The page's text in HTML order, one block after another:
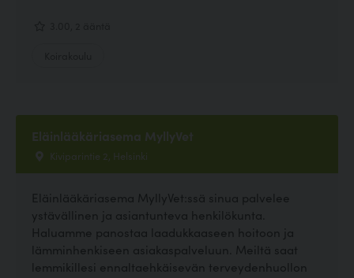
Eläinlääkäriasema MyllyVet
Kiviparintie 2, Helsinki
Eläinlääkäriasema MyllyVet:ssä sinua palvelee
ystävällinen ja asiantunteva henkilökunta.
Haluamme panostaa laadukkaaseen hoitoon ja
lämminhenkiseen asiakaspalveluun. Meiltä saat
lemmikillesi ennaltaehkäisevän terveydenhuollon